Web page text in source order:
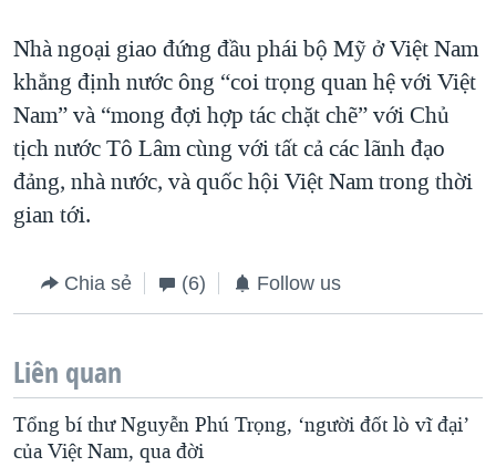
Nhà ngoại giao đứng đầu phái bộ Mỹ ở Việt Nam
khẳng định nước ông “coi trọng quan hệ với Việt
Nam” và “mong đợi hợp tác chặt chẽ” với Chủ
tịch nước Tô Lâm cùng với tất cả các lãnh đạo
đảng, nhà nước, và quốc hội Việt Nam trong thời
gian tới.
Chia sẻ (6) Follow us
Liên quan
Tổng bí thư Nguyễn Phú Trọng, ‘người đốt lò vĩ đại’
của Việt Nam, qua đời